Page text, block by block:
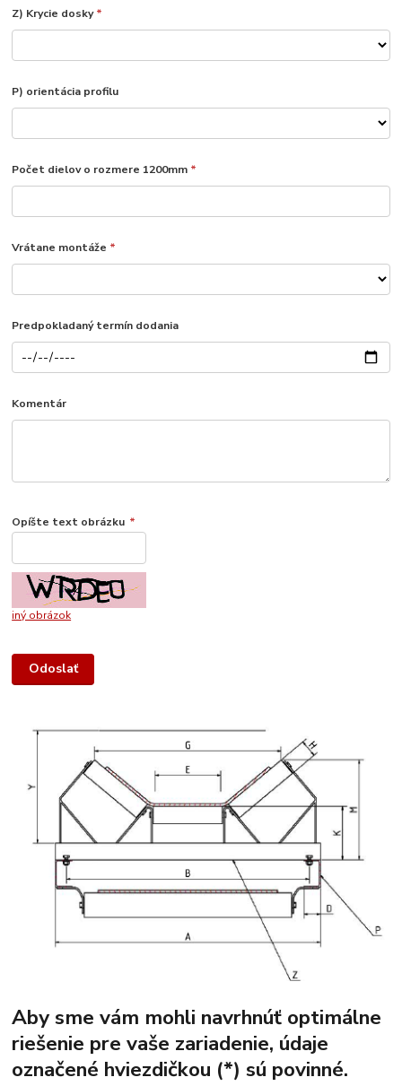
Z) Krycie dosky*
P) orientácia profilu
Počet dielov o rozmere 1200mm *
Vrátane montáže *
Predpokladaný termín dodania
Komentár
Opíšte text obrázku *
iný obrázok
Aby sme vám mohli navrhnúť optimálne
riešenie pre vaše zariadenie, údaje
označené hviezdičkou (*) sú povinné.